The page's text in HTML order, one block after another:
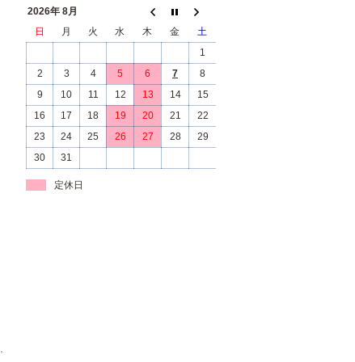
2026年 8月
日
月 火 水 木 金
土
1
2
3 4 5 6 7
8
9
10 11 12 13 14
15
16
17 18 19 20 21
22
23
24 25 26 27 28
29
30
31
定休日